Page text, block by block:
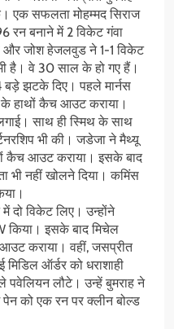
एक सफलता मोहम्मद सिराज
रन बनाने में 2 विकेट गंवा
और जोश हेजलवुड ने 1-1 विकेट
है। वे 30 साल के हो गए हैं।
झटके दिए। पहले मार्नस
हाथों कैच आउट कराया।
साथ ही स्मिथ के साथ
भी की। जडेजा ने मैथ्यू
कैच आउट कराया। इसके बाद
भी नहीं खोलने दिया। कमिंस
दो विकेट लिए। उन्होंने
किया। इसके बाद मिचेल
कराया। वहीं, जसप्रीत
ऑर्डर को धराशाही
पवेलियन लौटे। उन्हें बुमराह ने
को एक रन पर क्लीन बोल्ड